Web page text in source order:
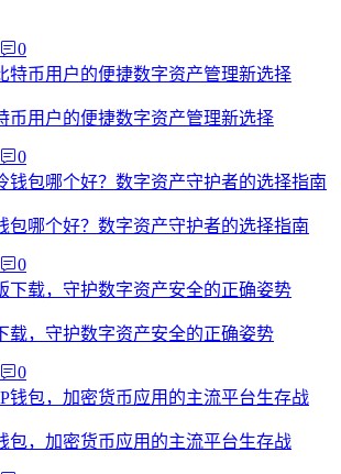
0
币用户的便捷数字资产管理新选择
0
包哪个好？数字资产守护者的选择指南
0
载，守护数字资产安全的正确姿势
0
包，加密货币应用的主流平台生存战